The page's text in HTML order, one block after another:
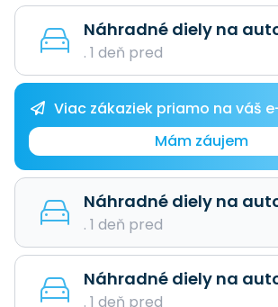
Náhradné diely na
. 1 deň pred
Viac zákaziek priamo na váš
Mám záujem
Náhradné diely na
. 1 deň pred
Náhradné diely na
. 1 deň pred